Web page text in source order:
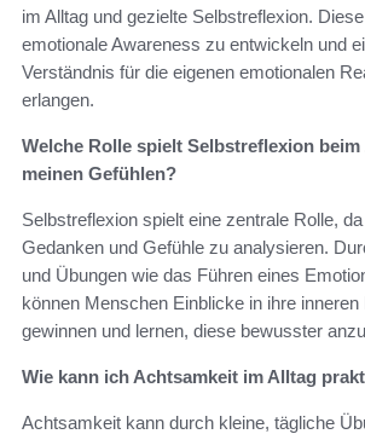
im Alltag und gezielte Selbstreflexion.
emotionale Awareness zu entwickeln und
Verständnis für die eigenen emotionalen
erlangen.
Welche Rolle spielt Selbstreflexion beim
meinen Gefühlen?
Selbstreflexion spielt eine zentrale Rolle,
Gedanken und Gefühle zu analysieren.
und Übungen wie das Führen eines
können Menschen Einblicke in ihre inneren
gewinnen und lernen, diese bewusster
Wie kann ich Achtsamkeit im Alltag
Achtsamkeit kann durch kleine, tägliche